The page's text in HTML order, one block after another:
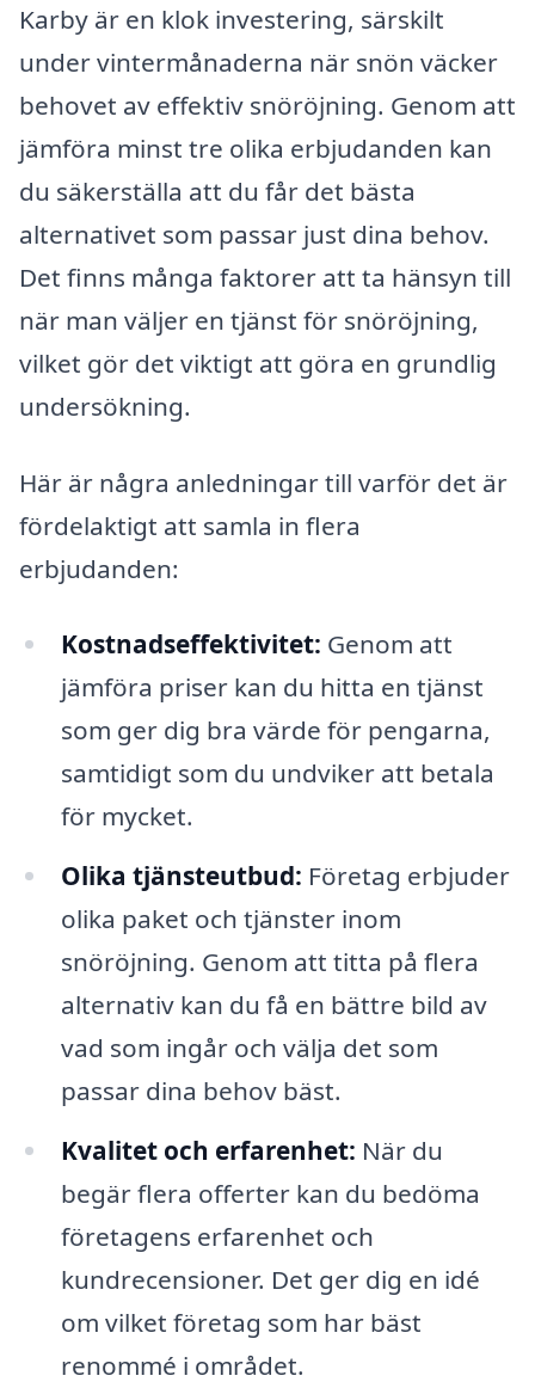
Karby är en klok investering, särskilt
under vintermånaderna när snön väcker
behovet av effektiv snöröjning. Genom att
jämföra minst tre olika erbjudanden kan
du säkerställa att du får det bästa
alternativet som passar just dina behov.
Det finns många faktorer att ta hänsyn till
när man väljer en tjänst för snöröjning,
vilket gör det viktigt att göra en grundlig
undersökning.
Här är några anledningar till varför det är
fördelaktigt att samla in flera
erbjudanden:
Kostnadseffektivitet: Genom att
jämföra priser kan du hitta en tjänst
som ger dig bra värde för pengarna,
samtidigt som du undviker att betala
för mycket.
Olika tjänsteutbud: Företag erbjuder
olika paket och tjänster inom
snöröjning. Genom att titta på flera
alternativ kan du få en bättre bild av
vad som ingår och välja det som
passar dina behov bäst.
Kvalitet och erfarenhet: När du
begär flera offerter kan du bedöma
företagens erfarenhet och
kundrecensioner. Det ger dig en idé
om vilket företag som har bäst
renommé i området.